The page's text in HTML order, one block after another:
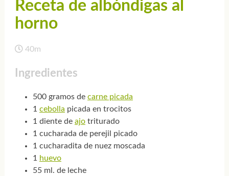
Receta de albóndigas al
horno
40m
Ingredientes
500 gramos de carne picada
1 cebolla picada en trocitos
1 diente de ajotriturado
1 cucharada de perejil picado
1 cucharadita de nuez moscada
1
huevo
55 ml. de leche